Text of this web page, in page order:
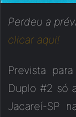
Perdeu a
clicar aqui!
Prevista
Duplo #2 só
Jacareí-SP